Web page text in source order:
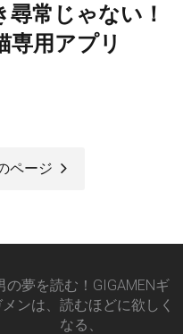
尋常じゃない！
専用アプリ
ページ
の夢を読む！GIGAMENギ
メンは、読むほどに欲しく
なる、